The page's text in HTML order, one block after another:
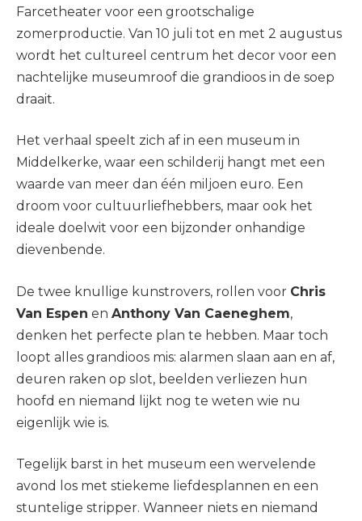
Farcetheater voor een grootschalige
zomerproductie. Van 10 juli tot en met 2 augustus
wordt het cultureel centrum het decor voor een
nachtelijke museumroof die grandioos in de soep
draait.
Het verhaal speelt zich af in een museum in
Middelkerke, waar een schilderij hangt met een
waarde van meer dan één miljoen euro. Een
droom voor cultuurliefhebbers, maar ook het
ideale doelwit voor een bijzonder onhandige
dievenbende.
De twee knullige kunstrovers, rollen voor Chris
Van Espen en Anthony Van Caeneghem,
denken het perfecte plan te hebben. Maar toch
loopt alles grandioos mis: alarmen slaan aan en af,
deuren raken op slot, beelden verliezen hun
hoofd en niemand lijkt nog te weten wie nu
eigenlijk wie is.
Tegelijk barst in het museum een wervelende
avond los met stiekeme liefdesplannen en een
stuntelige stripper. Wanneer niets en niemand